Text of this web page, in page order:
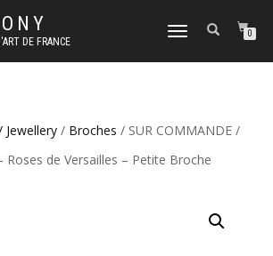
DE FRANCE
DÉPLIER
NAVIGATION
0
Jewellery / Broches / SUR COMMANDE /
Roses de Versailles – Petite Broche